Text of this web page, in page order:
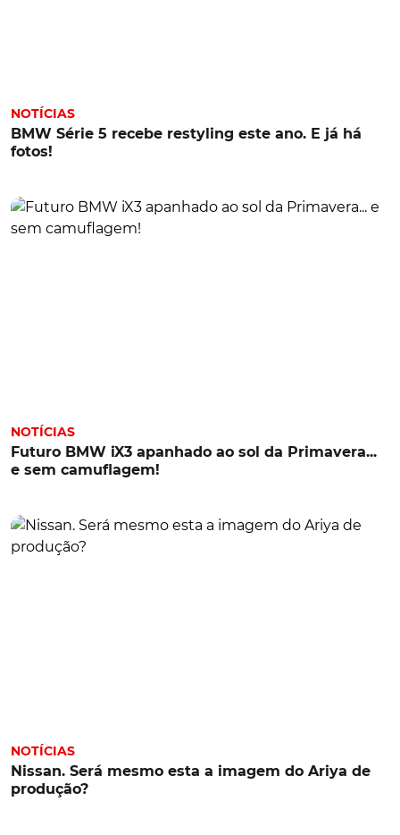
NOTÍCIAS
BMW Série 5 recebe restyling este ano. E já há
fotos!
NOTÍCIAS
Futuro BMW iX3 apanhado ao sol da Primavera...
e sem camuflagem!
NOTÍCIAS
Nissan. Será mesmo esta a imagem do Ariya de
produção?